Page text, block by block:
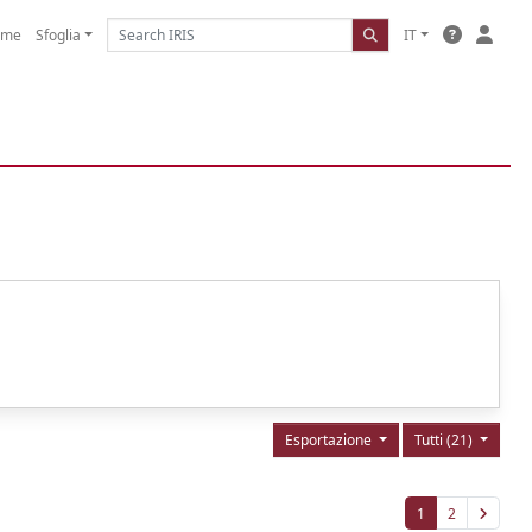
Sfoglia IT
Tutti (21)
Esportazione
1 2